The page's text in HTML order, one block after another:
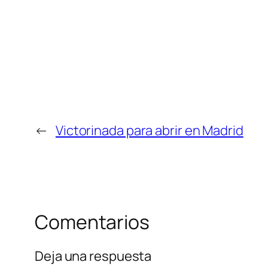
← Victorinada para abrir en Madrid
Comentarios
Deja una respuesta